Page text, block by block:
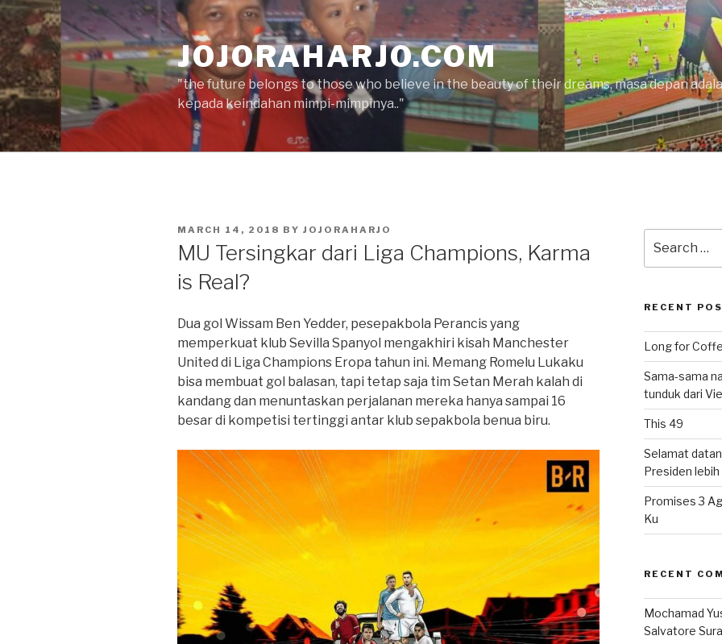
Skip
to
content
JOJORAHARJO.COM
"the future belongs to those who believe in the beauty of their dreams, masa depan
kepada keindahan mimpi-mimpinya.."
POSTED
MARCH 14, 2018 BY JOJORAHARJO
MU Tersingkar dari Liga Champions, Karma
is Real?
Dua gol Wissam Ben Yedder, pesepakbola Perancis yang
memperkuat klub Sevilla Spanyol mengakhiri kisah Manchester
United di Liga Champions Eropa tahun ini. Memang Romelu Lukaku
bisa membuat gol balasan, tapi tetap saja tim Setan Merah kalah di
kandang dan menuntaskan perjalanan mereka hanya sampai 16
besar di kompetisi tertinggi antar klub sepakbola benua biru.
for:
RECENT
Long for
Sama-sama
tunduk dari
This 49
Selamat
Presiden lebih
Promises 3
Ku
RECENT
Mochamad
Salvatore